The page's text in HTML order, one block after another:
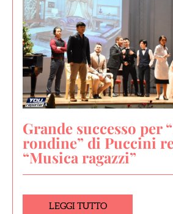
Grande successo per
rondine” di Puccini
“Musica ragazzi”
LEGGI TUTTO